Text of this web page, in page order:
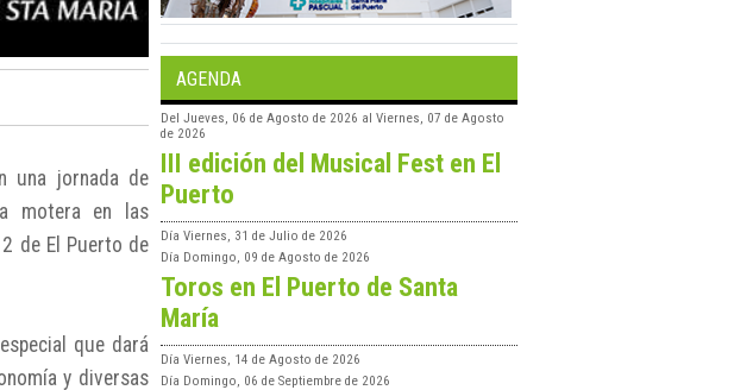
una jornada de
motera en las
de El Puerto de
que dará
y diversas
AGENDA
Del Jueves, 06 de Agosto de 2026 al Viernes, 07 de Agosto
de 2026
III edición del Musical Fest en El
Puerto
Día Viernes, 31 de Julio de 2026
Día Domingo, 09 de Agosto de 2026
Toros en El Puerto de Santa
María
Día Viernes, 14 de Agosto de 2026
Día Domingo, 06 de Septiembre de 2026